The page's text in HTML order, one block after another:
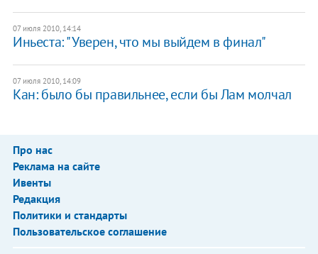
07 июля 2010, 14:14
Иньеста: "Уверен, что мы выйдем в финал"
07 июля 2010, 14:09
Кан: было бы правильнее, если бы Лам молчал
Про нас
Реклама на сайте
Ивенты
Редакция
Политики и стандарты
Пользовательское соглашение